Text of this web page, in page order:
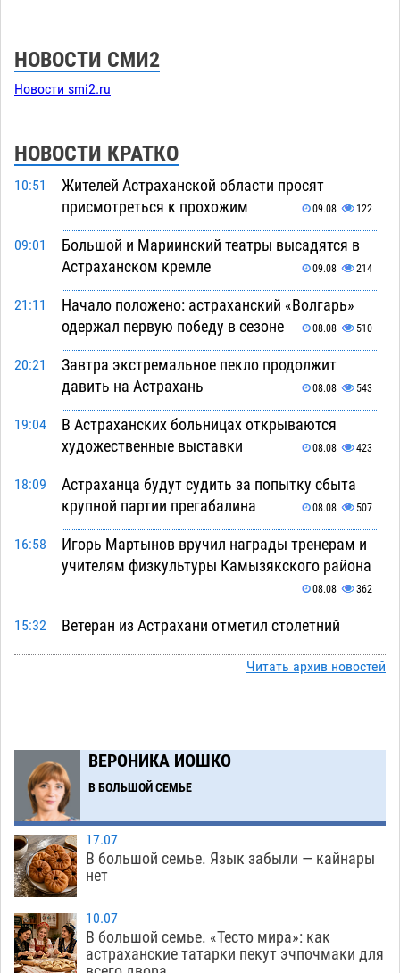
НОВОСТИ СМИ2
Новости smi2.ru
НОВОСТИ КРАТКО
10:51
Жителей Астраханской области просят
присмотреться к прохожим
09.08 122
09:01
Большой и Мариинский театры высадятся в
Астраханском кремле
09.08 214
21:11
Начало положено: астраханский «Волгарь»
одержал первую победу в сезоне
08.08 510
20:21
Завтра экстремальное пекло продолжит
давить на Астрахань
08.08 543
19:04
В Астраханских больницах открываются
художественные выставки
08.08 423
18:09
Астраханца будут судить за попытку сбыта
крупной партии прегабалина
08.08 507
16:58
Игорь Мартынов вручил награды тренерам и
учителям физкультуры Камызякского района
08.08 362
15:32
Ветеран из Астрахани отметил столетний
перехода, попал под колеса авто в Астрахани
12:02
Астраханский следком помог подростку
получить зарплату за честный труд
447
гандболисты крупно проиграли пермякам
08.08 416
Читать архив новостей
ВЕРОНИКА ИОШКО
В БОЛЬШОЙ СЕМЬЕ
17.07
В большой семье. Язык забыли — кайнары
нет
10.07
В большой семье. «Тесто мира»: как
астраханские татарки пекут эчпочмаки для